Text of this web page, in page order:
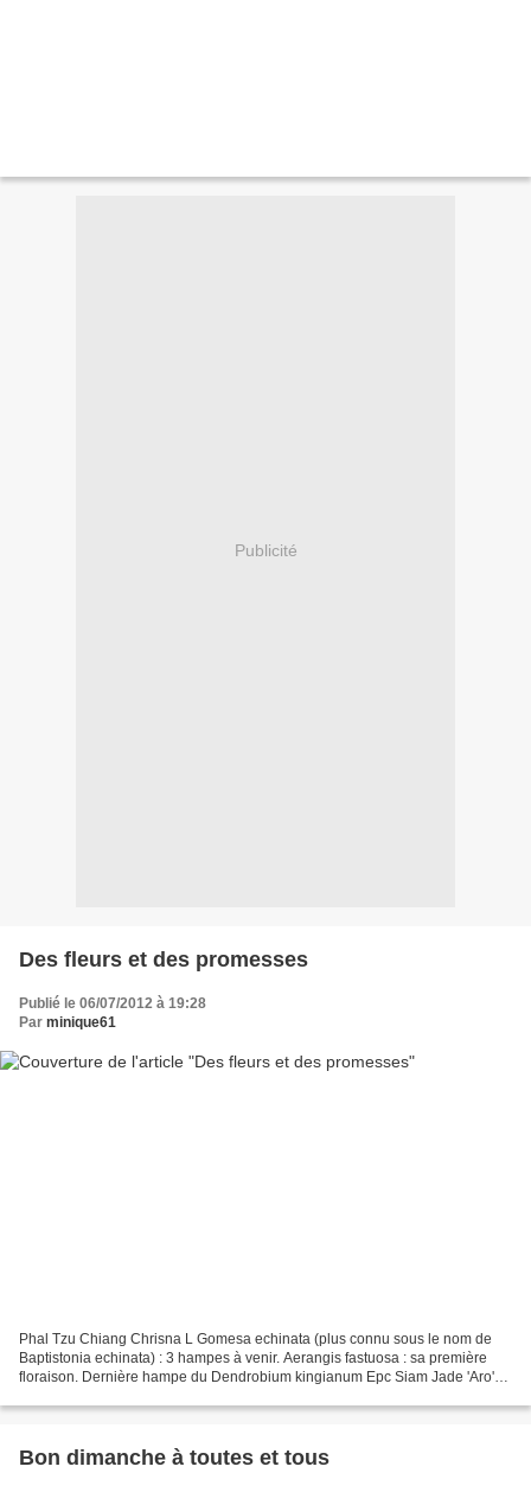
Publicité
Des fleurs et des promesses
Publié le 06/07/2012 à 19:28
Par minique61
Phal Tzu Chiang Chrisna L Gomesa echinata (plus connu sous le nom de
Baptistonia echinata) : 3 hampes à venir. Aerangis fastuosa : sa première
floraison. Dernière hampe du Dendrobium kingianum Epc Siam Jade 'Aro'
Bon dimanche à toutes et tous